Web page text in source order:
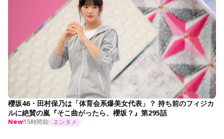
櫻坂46・田村保乃は「体育会系爆美女代表」？ 持ち前のフィジカ
ルに絶賛の嵐『そこ曲がったら、櫻坂？』第295話
New15時間前 エンタメ